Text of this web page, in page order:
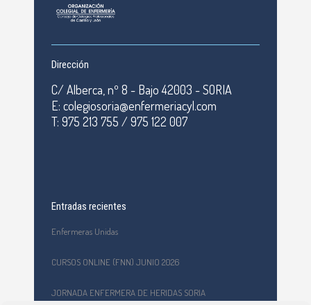
Dirección
C/ Alberca, nº 8 - Bajo 42003 - SORIA
E: colegiosoria@enfermeriacyl.com
T: 975 213 755 / 975 122 007
Entradas recientes
Enfermeras Unidas
CURSOS ONLINE (FNN) JUNIO 2026
JORNADA ENFERMERA DE HERIDAS SORIA